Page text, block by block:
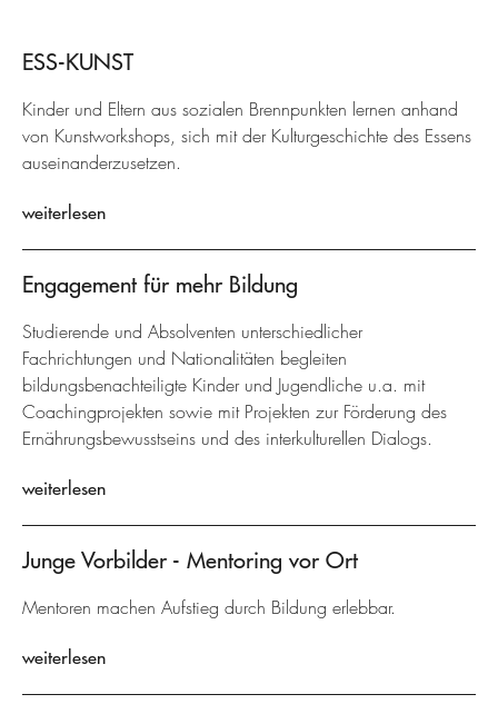
ESS-KUNST
Kinder und Eltern aus sozialen Brennpunkten lernen anhand
von Kunstworkshops, sich mit der Kulturgeschichte des Essens
auseinanderzusetzen.
weiterlesen
Engagement für mehr Bildung
Studierende und Absolventen unterschiedlicher
Fachrichtungen und Nationalitäten begleiten
bildungsbenachteiligte Kinder und Jugendliche u.a. mit
Coachingprojekten sowie mit Projekten zur Förderung des
Ernährungsbewusstseins und des interkulturellen Dialogs.
weiterlesen
Junge Vorbilder - Mentoring vor Ort
Mentoren machen Aufstieg durch Bildung erlebbar.
weiterlesen